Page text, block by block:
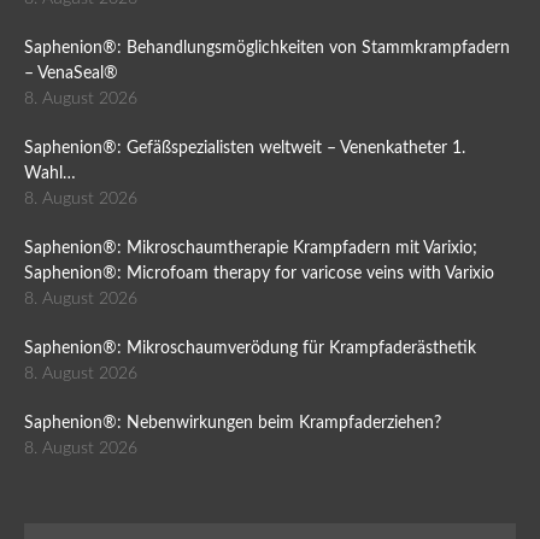
Saphenion®: Behandlungsmöglichkeiten von Stammkrampfadern
– VenaSeal®
8. August 2026
Saphenion®: Gefäßspezialisten weltweit – Venenkatheter 1.
Wahl…
8. August 2026
Saphenion®: Mikroschaumtherapie Krampfadern mit Varixio;
Saphenion®: Microfoam therapy for varicose veins with Varixio
8. August 2026
Saphenion®: Mikroschaumverödung für Krampfaderästhetik
8. August 2026
Saphenion®: Nebenwirkungen beim Krampfaderziehen?
8. August 2026